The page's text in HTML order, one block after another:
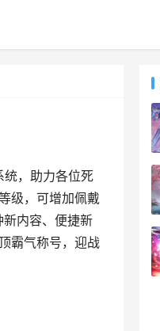
统，助力各位死
级，可增加佩戴
新内容、便捷新
霸气称号，迎战